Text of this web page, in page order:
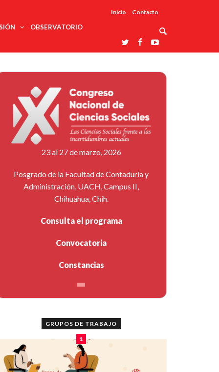
Inicio Contacto
ciencias
profesionales
trabajo
Redes
temáticas
Laboratorios
nacionales
Entidades
afines
Reconoce
La UDUALC
A La
Universidad
De México
En Su 475
Aniversario
OBSERVATORIO
23 al 27 de marzo, 2026
Posgrado de la Facultad de Contaduría y
Administración, UACH, Campus II,
Chihuahua, Chih.
Consulta el programa
Convocatoria
Constancias
GRUPOS DE TRABAJO
1